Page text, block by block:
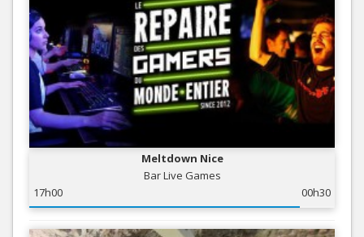
Meltdown Nice
Bar Live Games
17h00
00h30